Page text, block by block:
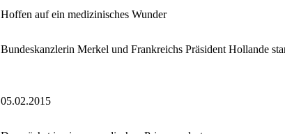
Hoffen auf ein medizinisches Wunder
Bundeskanzlerin Merkel und Frankreichs Präsident Hollande
05.02.2015